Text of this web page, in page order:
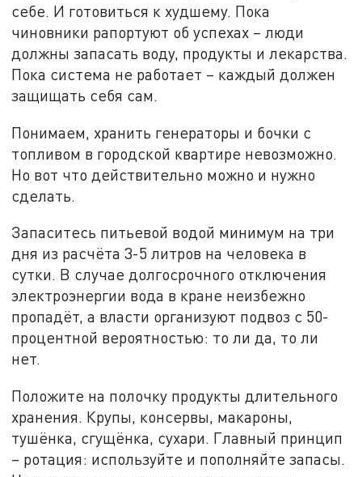
себе. И готовиться к худшему. Пока
чиновники рапортуют об успехах – люди
должны запасать воду, продукты и лекарства.
Пока система не работает – каждый должен
защищать себя сам.
Понимаем, хранить генераторы и бочки с
топливом в городской квартире невозможно.
Но вот что действительно можно и нужно
сделать.
Запаситесь питьевой водой минимум на три
дня из расчёта 3-5 литров на человека в
сутки. В случае долгосрочного отключения
электроэнергии вода в кране неизбежно
пропадёт, а власти организуют подвоз с 50-
процентной вероятностью: то ли да, то ли
нет.
Положите на полочку продукты длительного
хранения. Крупы, консервы, макароны,
тушёнка, сгущёнка, сухари. Главный принцип
– ротация: используйте и пополняйте запасы.